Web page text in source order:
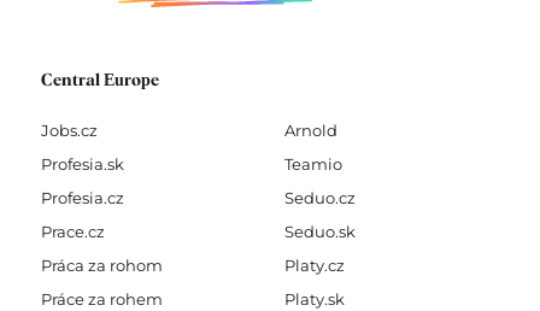
Central Europe
Jobs.cz
Profesia.sk
Profesia.cz
Prace.cz
Práca za rohom
Práce za rohem
Arnold
Teamio
Seduo.cz
Seduo.sk
Platy.cz
Platy.sk